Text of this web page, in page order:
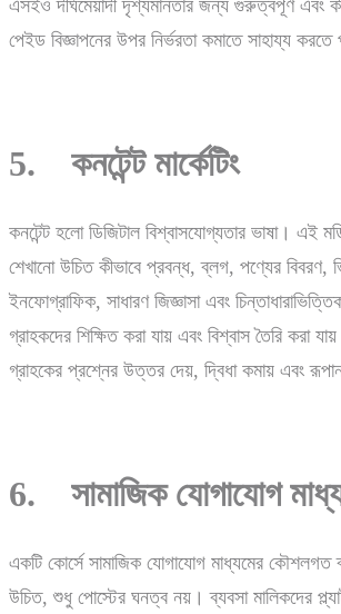
এসইও দীর্ঘমেয়াদী দৃশ্যমানতার জন্য গুরুত্বপূর্ণ এবং
পেইড বিজ্ঞাপনের উপর নির্ভরতা কমাতে সাহায্য করতে
5. কনটেন্ট মার্কেটিং
কনটেন্ট হলো ডিজিটাল বিশ্বাসযোগ্যতার ভাষা। এই
শেখানো উচিত কীভাবে প্রবন্ধ, ব্লগ, পণ্যের বিবরণ,
ইনফোগ্রাফিক, সাধারণ জিজ্ঞাসা এবং
গ্রাহকদের শিক্ষিত করা যায় এবং বিশ্বাস তৈরি করা
গ্রাহকের প্রশ্নের উত্তর দেয়, দ্বিধা কমায় এবং
6. সামাজিক যোগাযোগ
একটি কোর্সে সামাজিক যোগাযোগ মাধ্যমের কৌশলগত
উচিত, শুধু পোস্টের ঘনত্ব নয়। ব্যবসা মালিকদের